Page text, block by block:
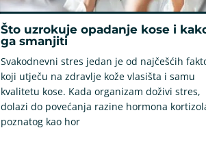
Što uzrokuje opadanje kose i
ga smanjiti
Svakodnevni stres jedan je od najčešćih
koji utječu na zdravlje kože vlasišta i samu
kvalitetu kose. Kada organizam doživi stres,
dolazi do povećanja razine hormona
poznatog kao hor